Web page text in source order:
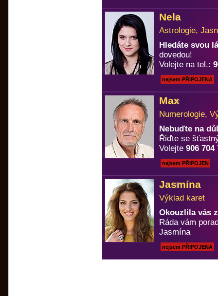
Nela
Astrologie,
Hledáte svou
dovedou!
Volejte na tel.:
nejsem PŘIPOJENA
Max
Numerologie,
Nebuďte na
Řiďte se
Volejte 906 704
nejsem PŘIPOJEN
Jasmína
Výklad karet
Okouzlila vás
Ráda vám
Jasmína
nejsem PŘIPOJENA